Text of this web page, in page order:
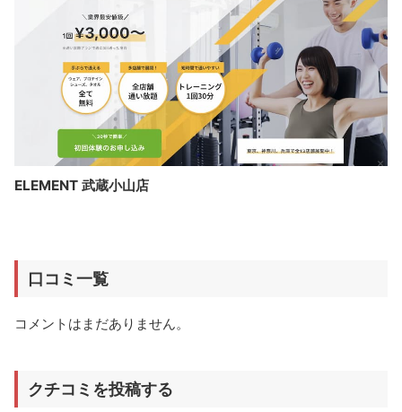
ELEMENT 武蔵小山店
口コミ一覧
コメントはまだありません。
クチコミを投稿する